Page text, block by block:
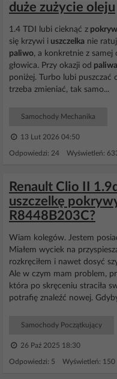
duże zużycie oleju
1.4 TDI lubi cieknąć z
się krzywi i uszczelka nie
paliwo, a konkretnie z
głowica. Przy okazji od paliwa
poniżej. Turbo lubi puszczać
trzeba zmieniać, tak samo...
Samochody Mechanika
13 Lut 2026 04:50
Odpowiedzi: 24 Wyświetleń:
Renault Clio II
uszczelkę
R8448B203C?
Wiam kolegów. Jestem
Miałem wyciek na
rozkręciłem i nawet dosyć
Ale w czym mam problem,
która po skręceniu straciła
potrafię znaleźć nowej.
Samochody Początkujący
26 Paź 2025 18:30
Odpowiedzi: 5 Wyświetleń: 150